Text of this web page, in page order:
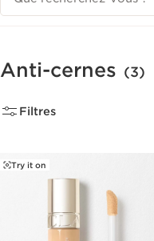
Anti-cernes (3)
Filtres
Try it on